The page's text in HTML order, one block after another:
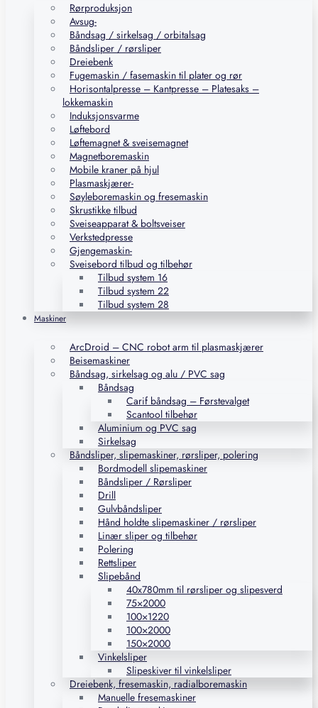
Rørproduksjon
Avsug-
Båndsag / sirkelsag / orbitalsag
Båndsliper / rørsliper
Dreiebenk
Fugemaskin / fasemaskin til plater og rør
Horisontalpresse – Kantpresse – Platesaks –
lokkemaskin
Induksjonsvarme
Løftebord
Løftemagnet & sveisemagnet
Magnetboremaskin
Mobile kraner på hjul
Plasmaskjærer-
Søyleboremaskin og fresemaskin
Skrustikke tilbud
Sveiseapparat & boltsveiser
Verkstedpresse
Gjengemaskin-
Sveisebord tilbud og tilbehør
Tilbud system 16
Tilbud system 22
Tilbud system 28
Maskiner
ArcDroid – CNC robot arm til plasmaskjærer
Beisemaskiner
Båndsag, sirkelsag og alu / PVC sag
Båndsag
Carif båndsag – Førstevalget
Scantool tilbehør
Aluminium og PVC sag
Sirkelsag
Båndsliper, slipemaskiner, rørsliper, polering
Bordmodell slipemaskiner
Båndsliper / Rørsliper
Drill
Gulvbåndsliper
Hånd holdte slipemaskiner / rørsliper
Linær sliper og tilbehør
Polering
Rettsliper
Slipebånd
40x780mm til rørsliper og slipesverd
75×2000
100×1220
100×2000
150×2000
Vinkelsliper
Slipeskiver til vinkelsliper
Dreiebenk, fresemaskin, radialboremaskin
Manuelle fresemaskiner